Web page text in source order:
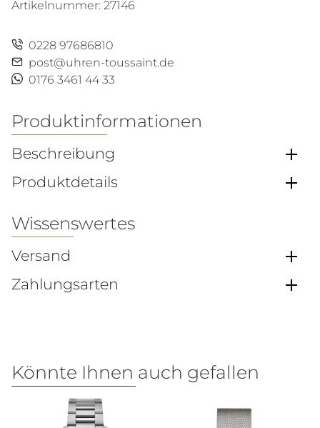
Artikelnummer: 27146
0228 97686810
post@uhren-toussaint.de
0176 3461 44 33
Produktinformationen
Beschreibung
Produktdetails
Wissenswertes
Versand
Zahlungsarten
Könnte Ihnen auch gefallen